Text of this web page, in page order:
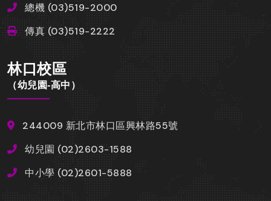
總機 (03)519-2000
傳真 (03)519-2222
林口校區
（幼兒園-高中）
244009 新北市林口區興林路55號
幼兒園 (02)2603-1588
中小學 (02)2601-5888